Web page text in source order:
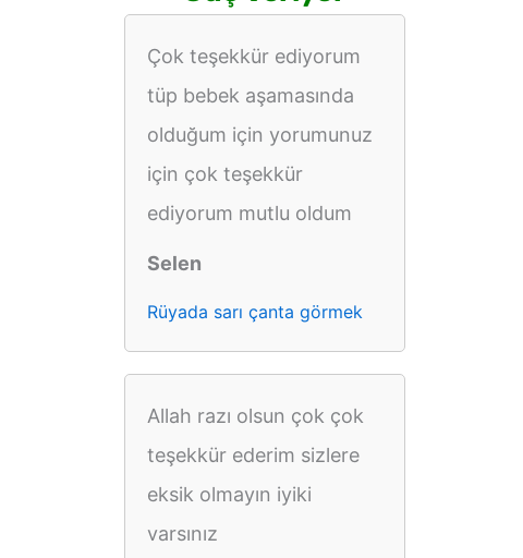
Çok teşekkür ediyorum
tüp bebek aşamasında
olduğum için yorumunuz
için çok teşekkür
ediyorum mutlu oldum
Selen
Rüyada sarı çanta görmek
Allah razı olsun çok çok
teşekkür ederim sizlere
eksik olmayın iyiki
varsınız